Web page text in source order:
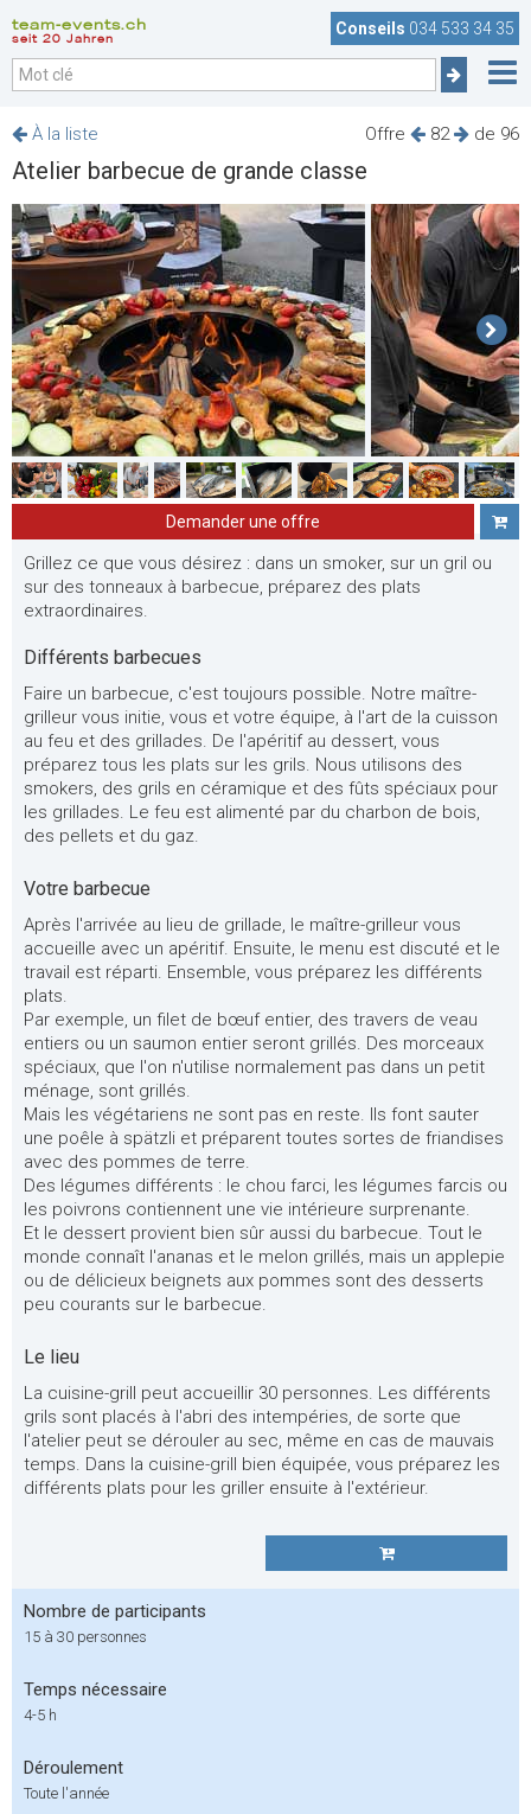
team-events.ch
seit 20 Jahren
Conseils 034 533 34 35
Offre 82 de 96
À la liste
Atelier barbecue de grande classe
Demander une offre
Grillez ce que vous désirez : dans un smoker, sur un gril ou
sur des tonneaux à barbecue, préparez des plats
extraordinaires.
Différents barbecues
Faire un barbecue, c'est toujours possible. Notre maître-
grilleur vous initie, vous et votre équipe, à l'art de la cuisson
au feu et des grillades. De l'apéritif au dessert, vous
préparez tous les plats sur les grils. Nous utilisons des
smokers, des grils en céramique et des fûts spéciaux pour
les grillades. Le feu est alimenté par du charbon de bois,
des pellets et du gaz.
Votre barbecue
Après l'arrivée au lieu de grillade, le maître-grilleur vous
accueille avec un apéritif. Ensuite, le menu est discuté et le
travail est réparti. Ensemble, vous préparez les différents
plats.
Par exemple, un filet de bœuf entier, des travers de veau
entiers ou un saumon entier seront grillés. Des morceaux
spéciaux, que l'on n'utilise normalement pas dans un petit
ménage, sont grillés.
Mais les végétariens ne sont pas en reste. Ils font sauter
une poêle à spätzli et préparent toutes sortes de friandises
avec des pommes de terre.
Des légumes différents : le chou farci, les légumes farcis ou
les poivrons contiennent une vie intérieure surprenante.
Et le dessert provient bien sûr aussi du barbecue. Tout le
monde connaît l'ananas et le melon grillés, mais un applepie
ou de délicieux beignets aux pommes sont des desserts
peu courants sur le barbecue.
Le lieu
La cuisine-grill peut accueillir 30 personnes. Les différents
grils sont placés à l'abri des intempéries, de sorte que
l'atelier peut se dérouler au sec, même en cas de mauvais
temps. Dans la cuisine-grill bien équipée, vous préparez les
différents plats pour les griller ensuite à l'extérieur.
Nombre de participants
15 à 30 personnes
Temps nécessaire
4-5 h
Déroulement
Toute l'année